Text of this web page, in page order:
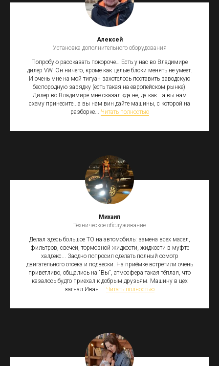
Алексей
Установка дополнительного оборудования
Попробую рассказать покороче… Есть у нас во Владимире
дилер VW. Он ничего, кроме как целые блоки менять не умеет.
И очень мне на мой тигуан захотелось поставить заводскую
беспородную зарядку (есть такая на европейском рынке).
Дилер во Владимире мне сказал «да не, да как… а вы нам
схему принесите...а вы нам вин дайте машины, с которой на
разборке... Читать полностью
Михаил
Техническое обслуживание
Делал здесь большое ТО на автомобиль: замена всех масел,
фильтров, свечей, тормозной жидкости, жидкости в муфте
халдекс... Заодно попросил сделать полный осмотр
двигательного отсека и подвески. На приёмке встретили очень
приветливо, общались на "Вы", атмосфера такая тёплая, что
казалось будто приехал к добрым друзьям. Машину в цех
загнал Иван ... Читать полностью